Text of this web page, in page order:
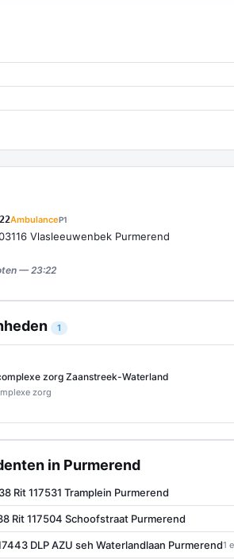
AmbulanceP1
Vlasleeuwenbek Purmerend
— 23:22
1
zorg Zaanstreek-Waterland
zorg
in Purmerend
Rit 117531 Tramplein Purmerend
Rit 117504 Schoofstraat Purmerend
DLP AZU seh Waterlandlaan Purmerend1